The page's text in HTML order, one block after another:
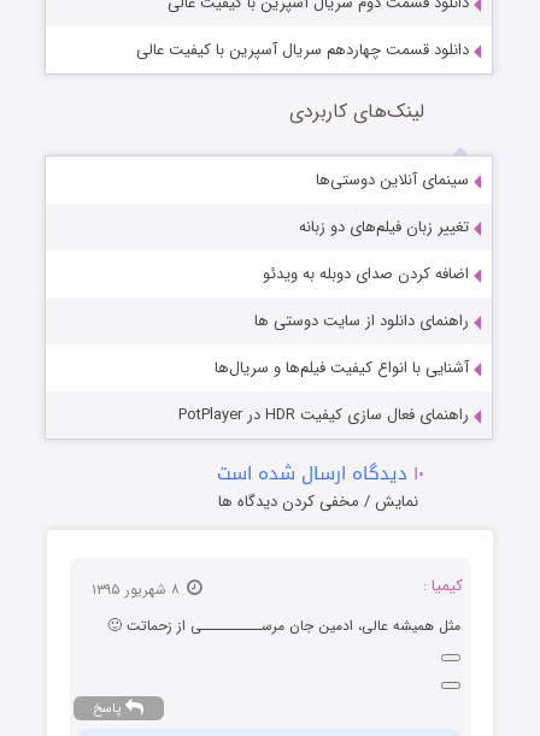
دانلود قسمت چهاردهم سریال آسپرین با کیفیت عالی
لینک‌های کاربردی
سینمای آنلاین دوستی‌ها
تغییر زبان فیلم‌های دو زبانه
اضافه کردن صدای دوبله به ویدئو
راهنمای دانلود از سایت دوستی ها
آشنایی با انواع کیفیت فیلم‌ها و سریال‌ها
راهنمای فعال سازی کیفیت HDR در PotPlayer
۱۰ دیدگاه ارسال شده است
نمایش / مخفی کردن دیدگاه ها
کیمیا :
مثل همیشه عالی، ادمین جان مرســــــــــی از زحماتت 🙂
پاسخ